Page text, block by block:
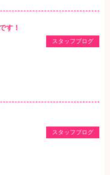
す！
スタッフブログ
スタッフブログ